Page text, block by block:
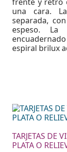
una cara.
separada,
espeso.
espiral brilux
TARJETAS DE
PLATA O